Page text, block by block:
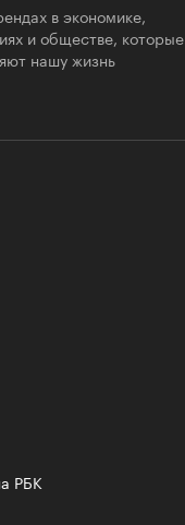
в экономике,
и обществе, которые
нашу жизнь
РБК